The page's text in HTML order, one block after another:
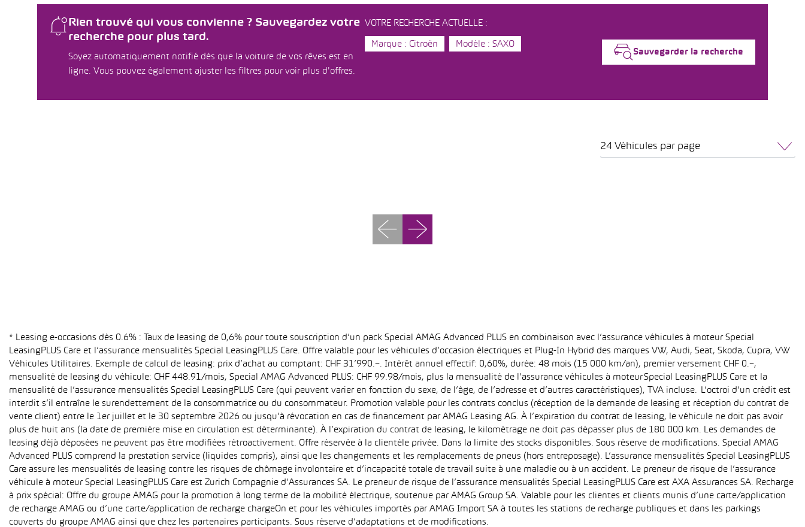
Rien trouvé qui vous convienne ? Sauvegardez votre
recherche pour plus tard.
Soyez automatiquement notifié dès que la voiture de vos rêves est en
ligne. Vous pouvez également ajuster les filtres pour voir plus d'offres.
VOTRE RECHERCHE ACTUELLE :
Marque : Citroën
Modèle : SAXO
Sauvegarder la recherche
24 Véhicules par page
* Leasing e-occasions dès 0.6% : Taux de leasing de 0,6% pour toute souscription d’un pack Special AMAG Advanced PLUS en combinaison avec l’assurance véhicules à moteur Special
LeasingPLUS Care et l’assurance mensualités Special LeasingPLUS Care. Offre valable pour les véhicules d’occasion électriques et Plug-In Hybrid des marques VW, Audi, Seat, Skoda, Cupra, VW
Véhicules Utilitaires. Exemple de calcul de leasing: prix d’achat au comptant: CHF 31’990.–. Intérêt annuel effectif: 0,60%, durée: 48 mois (15 000 km/an), premier versement CHF 0.–,
mensualité de leasing du véhicule: CHF 448.91/mois, Special AMAG Advanced PLUS: CHF 99.98/mois, plus la mensualité de l’assurance véhicules à moteur Special LeasingPLUS Care et la
mensualité de l’assurance mensualités Special LeasingPLUS Care (qui peuvent varier en fonction du sexe, de l’âge, de l’adresse et d’autres caractéristiques), TVA incluse. L’octroi d’un crédit est
interdit s’il entraîne le surendettement de la consommatrice ou du consommateur. Promotion valable pour les contrats conclus (réception de la demande de leasing et réception du contrat de
vente client) entre le 1er juillet et le 30 septembre 2026 ou jusqu’à révocation en cas de financement par AMAG Leasing AG. À l’expiration du contrat de leasing, le véhicule ne doit pas avoir
plus de huit ans (la date de première mise en circulation est déterminante). À l’expiration du contrat de leasing, le kilométrage ne doit pas dépasser plus de 180 000 km. Les demandes de
leasing déjà déposées ne peuvent pas être modifiées rétroactivement. Offre réservée à la clientèle privée. Dans la limite des stocks disponibles. Sous réserve de modifications. Special AMAG
Advanced PLUS comprend la prestation service (liquides compris), ainsi que les changements et les remplacements de pneus (hors entreposage). L’assurance mensualités Special LeasingPLUS
Care assure les mensualités de leasing contre les risques de chômage involontaire et d’incapacité totale de travail suite à une maladie ou à un accident. Le preneur de risque de l’assurance
véhicule à moteur Special LeasingPLUS Care est Zurich Compagnie d’Assurances SA. Le preneur de risque de l’assurance mensualités Special LeasingPLUS Care est AXA Assurances SA. Recharge
à prix spécial: Offre du groupe AMAG pour la promotion à long terme de la mobilité électrique, soutenue par AMAG Group SA. Valable pour les clientes et clients munis d’une carte/application
de recharge AMAG ou d’une carte/application de recharge chargeOn et pour les véhicules importés par AMAG Import SA à toutes les stations de recharge publiques et dans les parkings
couverts du groupe AMAG ainsi que chez les partenaires participants. Sous réserve d’adaptations et de modifications.